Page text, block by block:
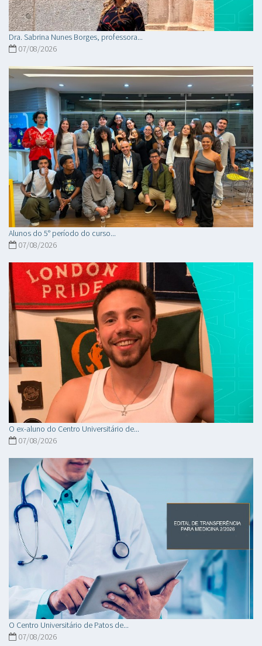
Dra. Sabrina Nunes Borges, professora...
07/08/2026
Alunos do 5° período do curso...
07/08/2026
O ex-aluno do Centro Universitário de...
07/08/2026
O Centro Universitário de Patos de...
07/08/2026